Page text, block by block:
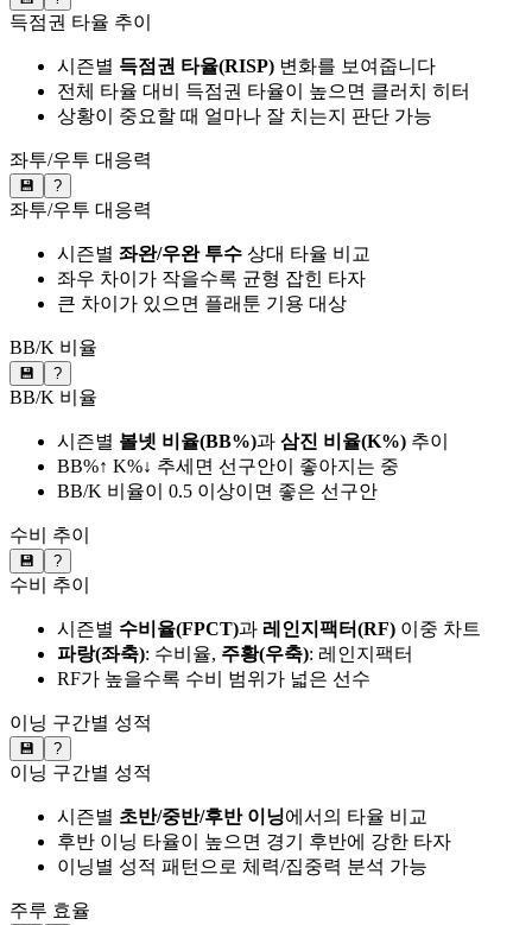
득점권 타율 추이
시즌별 득점권 타율(RISP) 변화를 보여줍니다
전체 타율 대비 득점권 타율이 높으면 클러치 히터
상황이 중요할 때 얼마나 잘 치는지 판단 가능
좌투/우투 대응력
💾 ?
좌투/우투 대응력
시즌별 좌완/우완 투수 상대 타율 비교
좌우 차이가 작을수록 균형 잡힌 타자
큰 차이가 있으면 플래툰 기용 대상
BB/K 비율
💾 ?
BB/K 비율
시즌별 볼넷 비율(BB%)과 삼진 비율(K%) 추이
BB%↑ K%↓ 추세면 선구안이 좋아지는 중
BB/K 비율이 0.5 이상이면 좋은 선구안
수비 추이
💾 ?
수비 추이
시즌별 수비율(FPCT)과 레인지팩터(RF) 이중 차트
파랑(좌축): 수비율, 주황(우축): 레인지팩터
RF가 높을수록 수비 범위가 넓은 선수
이닝 구간별 성적
💾 ?
이닝 구간별 성적
시즌별 초반/중반/후반 이닝에서의 타율 비교
후반 이닝 타율이 높으면 경기 후반에 강한 타자
이닝별 성적 패턴으로 체력/집중력 분석 가능
주루 효율